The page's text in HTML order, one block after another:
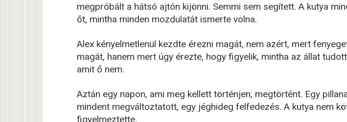
megpróbált a hátsó ajtón kijönni. Semmi sem segített. A kutya
őt, mintha minden mozdulatát ismerte volna.
Alex kényelmetlenül kezdte érezni magát, nem azért, mert
magát, hanem mert úgy érezte, hogy figyelik, mintha az állat
amit ő nem.
Aztán egy napon, ami meg kellett történjen, megtörtént. Egy
mindent megváltoztatott, egy jéghideg felfedezés. A kutya nem
figyelmeztette.